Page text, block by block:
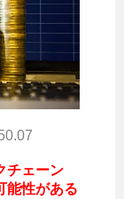
チェーン
能性がある